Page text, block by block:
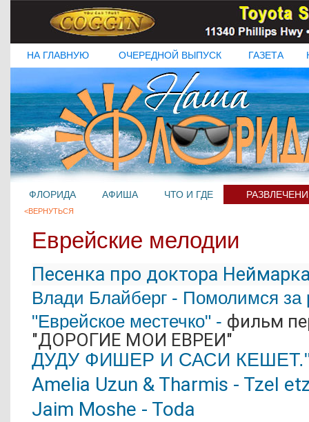
НА ГЛАВНУЮ ОЧЕРЕДНОЙ ВЫПУСК ГАЗЕТА
ФЛОРИДА АФИША ЧТО И ГДЕ
<ВЕРНУТЬСЯ
Еврейские мелодии
Песенка про доктора
Влади Блайберг - Помолимся за
"Еврейское местечко" - фильм
"ДОРОГИЕ МОИ ЕВРЕИ"
ДУДУ ФИШЕР И САСИ
Amelia Uzun & Tharmis - Tzel
Jaim Moshe - Toda